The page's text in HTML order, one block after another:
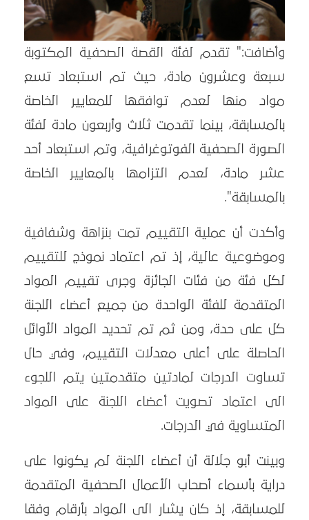
وأضافت:" تقدم لفئة القصة الصحفية المكتوبة
سبعة وعشرون مادة، حيث تم استبعاد تسع
مواد منها لعدم توافقها للمعايير الخاصة
بالمسابقة، بينما تقدمت ثلاث وأربعون مادة لفئة
الصورة الصحفية الفوتوغرافية، وتم استبعاد أحد
عشر مادة، لعدم التزامها بالمعايير الخاصة
بالمسابقة".
وأكدت أن عملية التقييم تمت بنزاهة وشفافية
وموضوعية عالية، إذ تم اعتماد نموذج للتقييم
لكل فئة من فئات الجائزة وجرى تقييم المواد
المتقدمة للفئة الواحدة من جميع أعضاء اللجنة
كل على حدة، ومن ثم تم تحديد المواد الأوائل
الحاصلة على أعلى معدلات التقييم، وفي حال
تساوت الدرجات لمادتين متقدمتين يتم اللجوء
الى اعتماد تصويت أعضاء اللجنة على المواد
المتساوية في الدرجات.
وبينت أبو جلالة أن أعضاء اللجنة لم يكونوا على
دراية بأسماء أصحاب الأعمال الصحفية المتقدمة
للمسابقة، إذ كان يشار الى المواد بأرقام وفقا